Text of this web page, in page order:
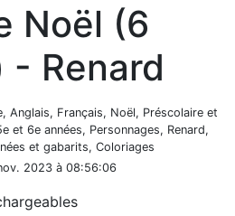
Noël (6
- Renard
Anglais, Français, Noël, Préscolaire et
et 6e années, Personnages, Renard,
et gabarits, Coloriages
2023 à 08:56:06